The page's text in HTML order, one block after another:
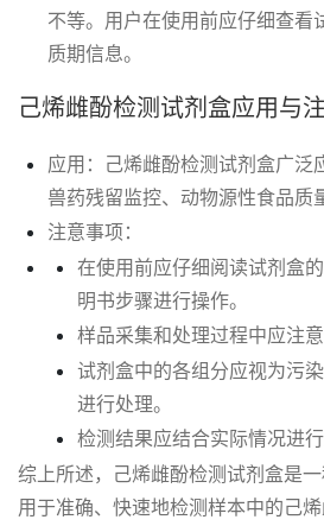
不等。用户在使用前应仔细查看
质期信息。
己烯雌酚检测试剂盒应用与
应用：己烯雌酚检测试剂盒广泛
兽药残留监控、动物源性食品质
注意事项：
在使用前应仔细阅读试剂盒
明书步骤进行操作。
样品采集和处理过程中应注
试剂盒中的各组分应视为污
进行处理。
检测结果应结合实际情况进行
综上所述，己烯雌酚检测试剂盒是
用于准确、快速地检测样本中的己